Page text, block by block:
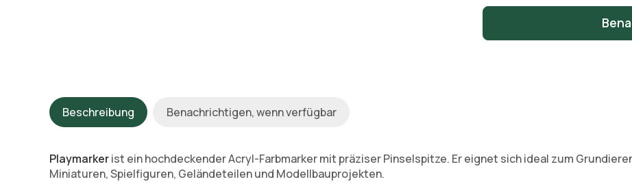
Beschreibung Benachrichtigen, wenn verfügbar
Playmarkerist ein hochdeckender Acryl-Farbmarker mit präziser Pinselspitze. Er eignet sich ideal zum
Miniaturen, Spielfiguren, Geländeteilen und Modellbauprojekten.